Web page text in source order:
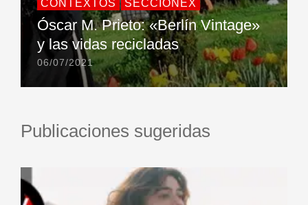
CONTEXTOS SECCIONEX
Óscar M. Prieto: «Berlín Vintage»
y las vidas recicladas
06/07/2021
Publicaciones sugeridas